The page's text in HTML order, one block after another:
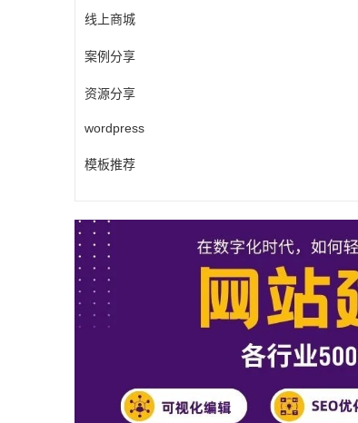
线上商城
案例分享
资源分享
wordpress
模板推荐